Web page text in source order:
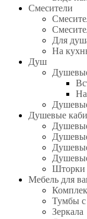
Смесители
Для
На
Душ
Душевые
Шторки
Мебель для
Тумбы с
Зеркала